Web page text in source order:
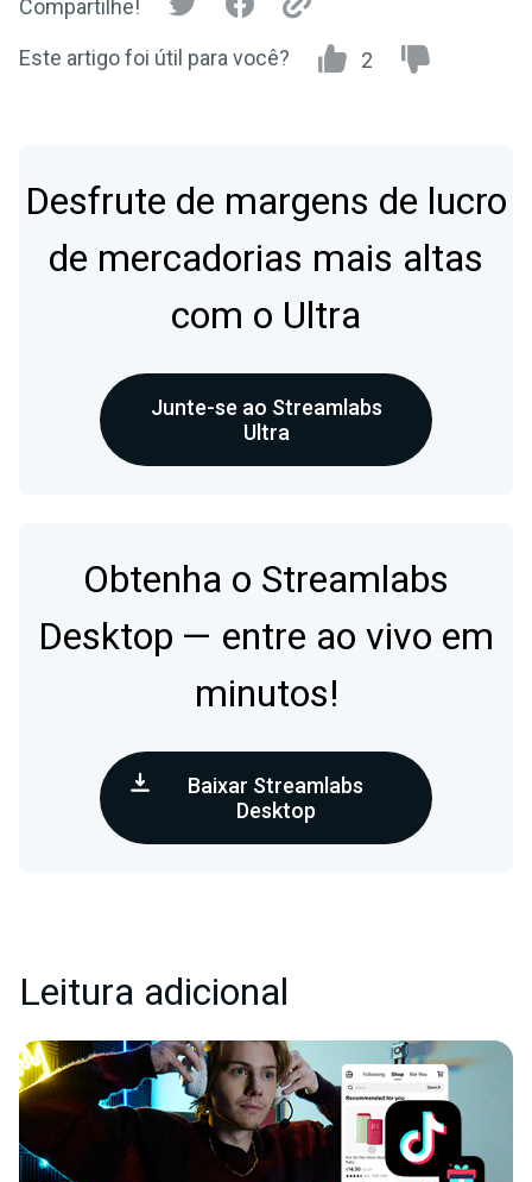
Compartilhe!
Este artigo foi útil para você? 2
Desfrute de margens de lucro
de mercadorias mais altas
com o Ultra
Junte-se ao Streamlabs
Ultra
Obtenha o Streamlabs
Desktop — entre ao vivo em
minutos!
Baixar Streamlabs
Desktop
Leitura adicional